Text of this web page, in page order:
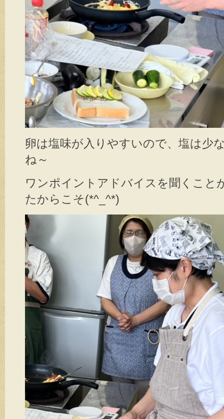
卵は塩味が入りやすいので、塩は少
ね～
ワンポイントアドバイスを聞くこと
たからこそ(*^_^*)